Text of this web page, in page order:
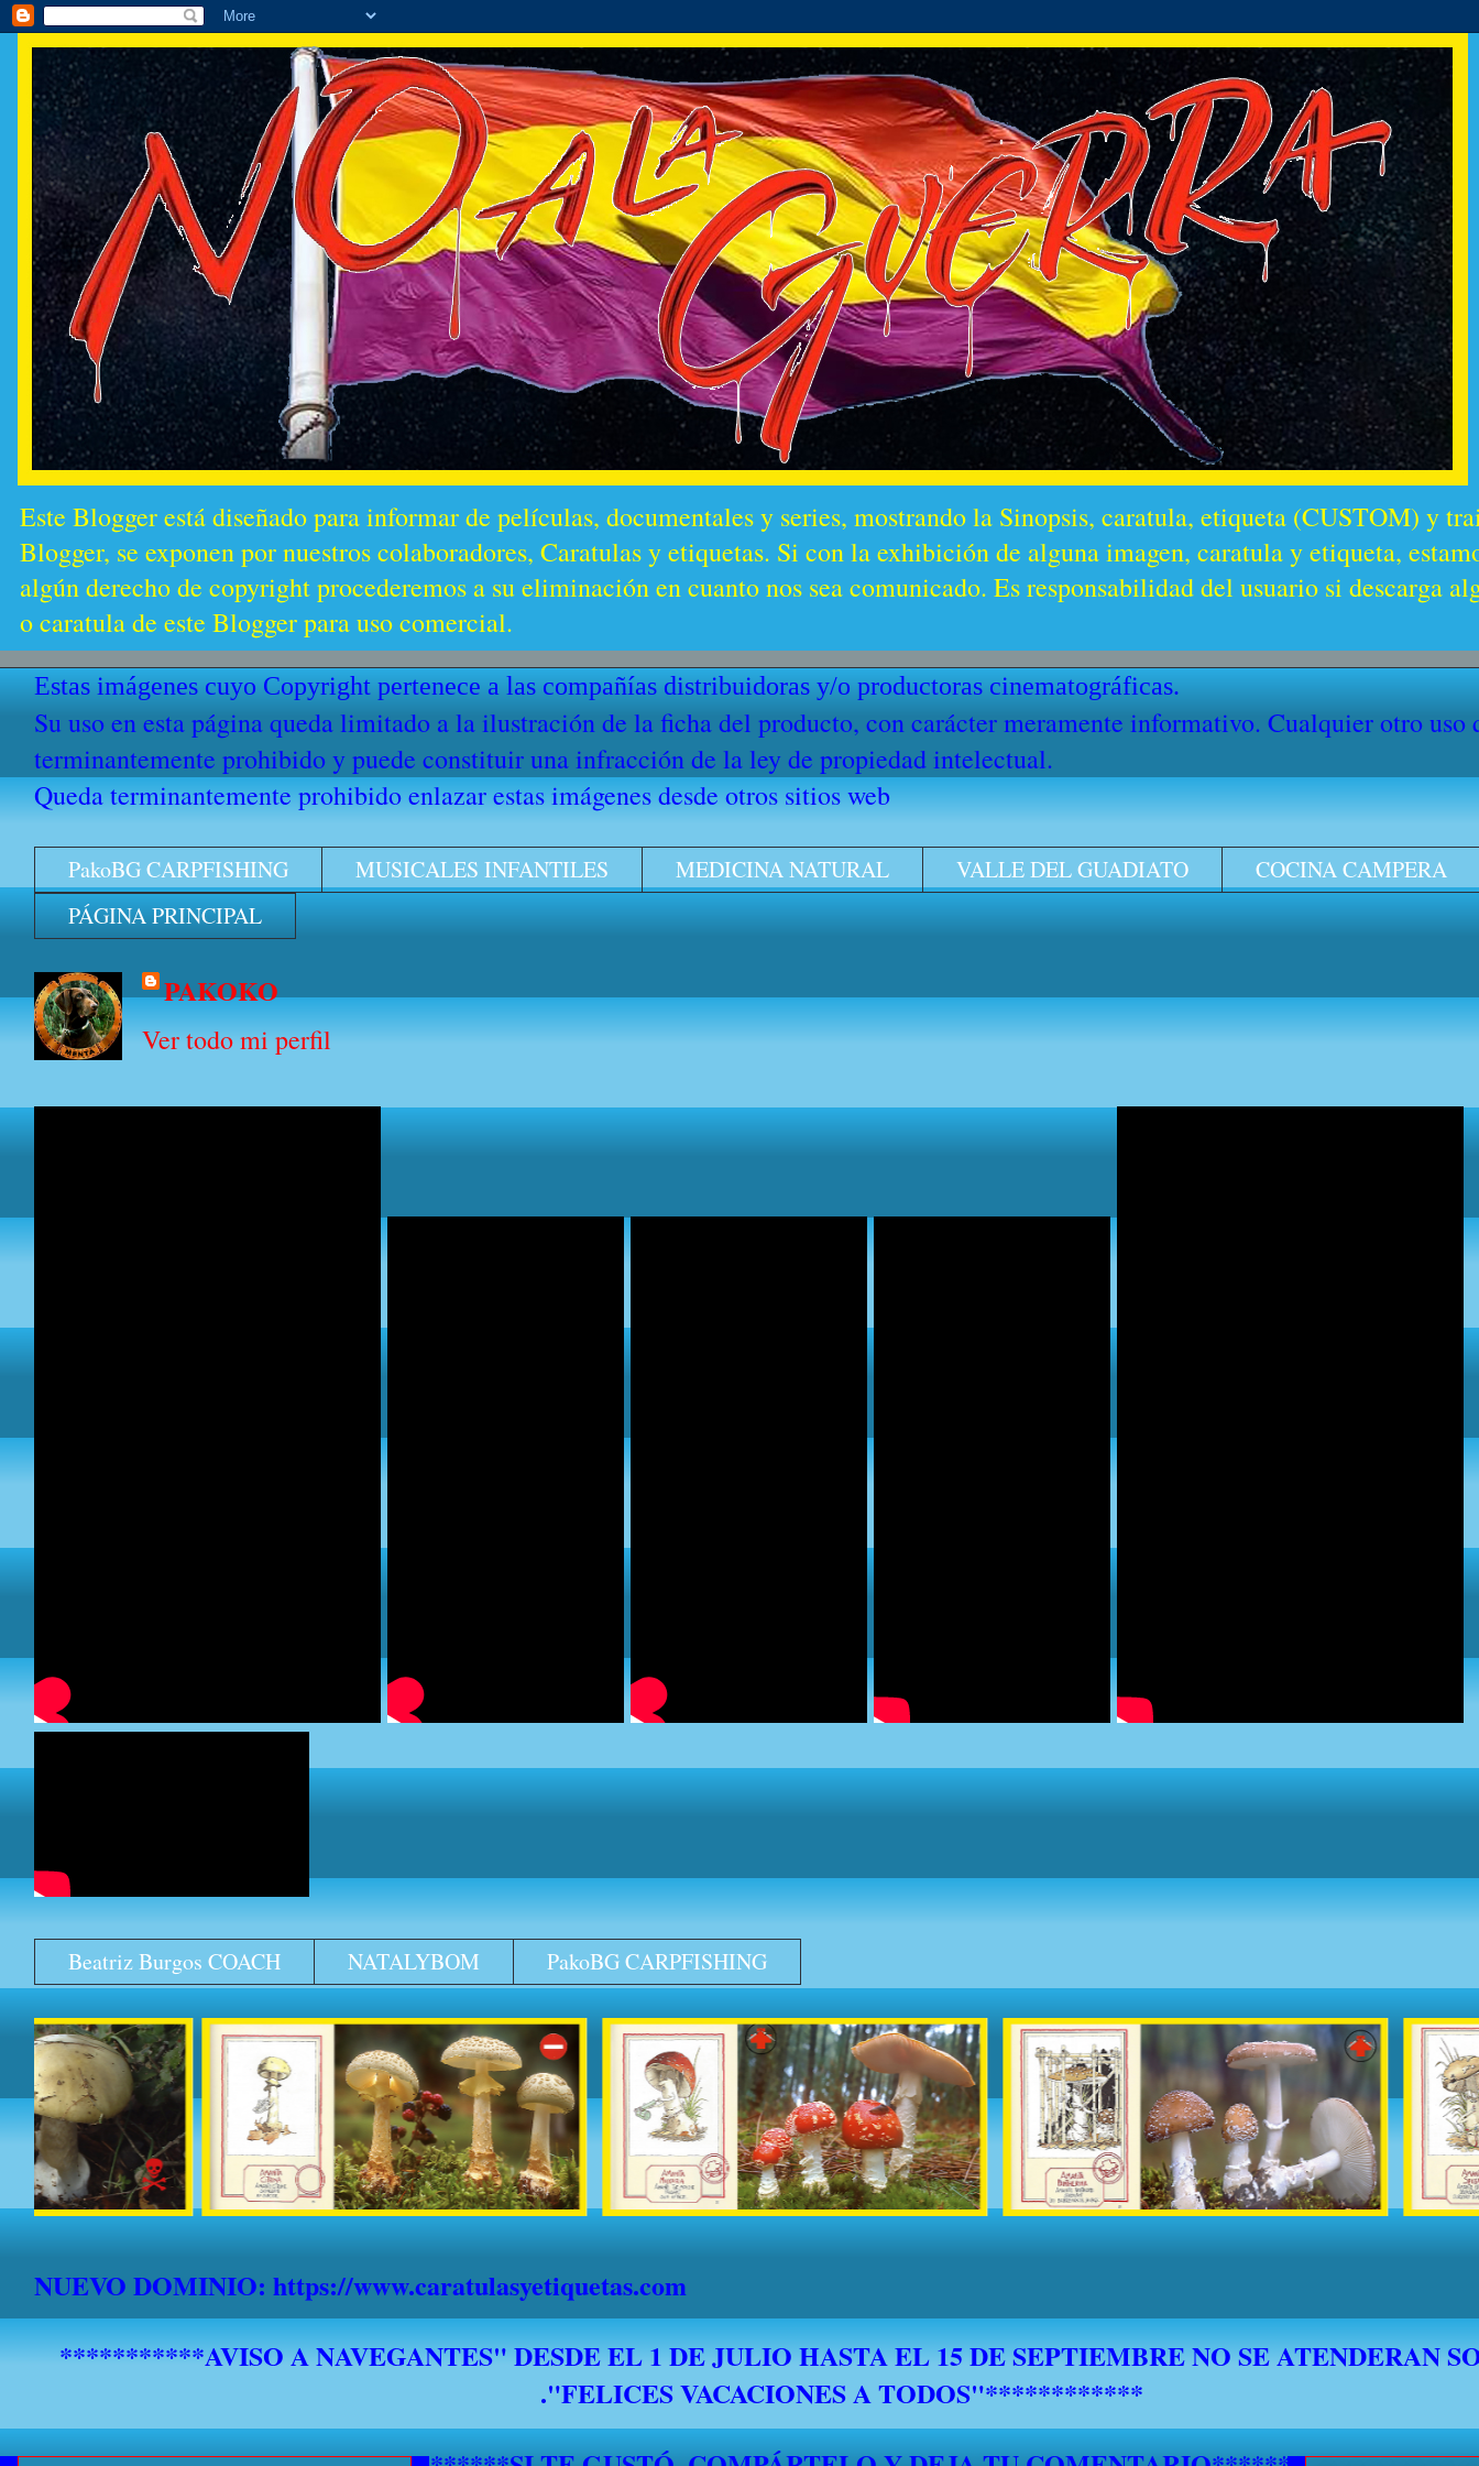
Este Blogger está diseñado para informar de películas, documentales y series, mostrando la Sinopsis, caratula, etiqueta (CUSTOM) y
Blogger, se exponen por nuestros colaboradores, Caratulas y etiquetas. Si con la exhibición de alguna imagen, caratula y etiqueta,
algún derecho de copyright procederemos a su eliminación en cuanto nos sea comunicado. Es responsabilidad del usuario si descarga
o caratula de este Blogger para uso comercial.
Estas imágenes cuyo Copyright pertenece a las compañías distribuidoras y/o productoras cinematográficas.
Su uso en esta página queda limitado a la ilustración de la ficha del producto, con carácter meramente informativo. Cualquier otro uso
terminantemente prohibido y puede constituir una infracción de la ley de propiedad intelectual.
Queda terminantemente prohibido enlazar estas imágenes desde otros sitios web
PakoBG CARPFISHING MUSICALES INFANTILES MEDICINA NATURAL VALLE DEL GUADIATO
COCINA CAMPERA
PÁGINA PRINCIPAL
PAKOKO
Ver todo mi perfil
Beatriz Burgos COACH NATALYBOM PakoBG CARPFISHING
NUEVO DOMINIO: https://www.caratulasyetiquetas.com